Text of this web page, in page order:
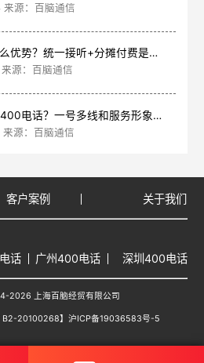
源：百脑通信
400电话和座机比有什么优势？统一接听+分摊付费是核心
源：百脑通信
有了座机为什么还要办400电话？一号多线和服务形象是核心
源：百脑通信
客户案例 关于我们
话 广州400电话 深圳400电话
2026 上海百脑经贸有限公司
B2-20100268】 沪ICP备19036583号-5